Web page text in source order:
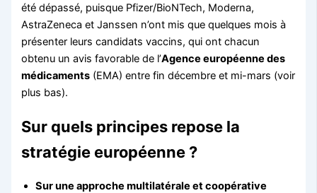
été dépassé, puisque Pfizer/BioNTech, Moderna,
AstraZeneca et Janssen n’ont mis que quelques mois à
présenter leurs candidats vaccins, qui ont chacun
obtenu un avis favorable de l’Agence européenne des
médicaments (EMA) entre fin décembre et mi-mars (voir
plus bas).
Sur quels principes repose la
stratégie européenne ?
Sur une approche multilatérale et coopérative